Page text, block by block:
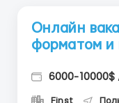
Онлайн
форматом и
6000-10000$
Finst